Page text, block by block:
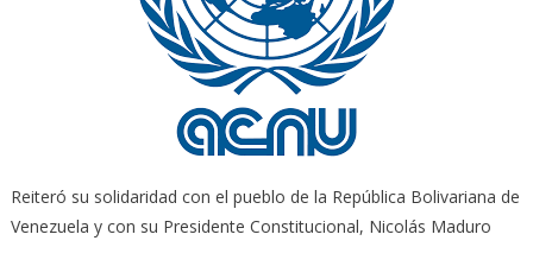
Reiteró su solidaridad con el pueblo de la República Bolivariana de
Venezuela y con su Presidente Constitucional, Nicolás Maduro